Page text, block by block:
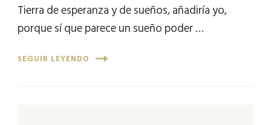
Tierra de esperanza y de sueños, añadiría yo,
porque sí que parece un sueño poder …
SEGUIR LEYENDO